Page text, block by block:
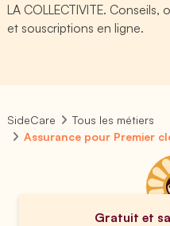
LA COLLECTIVITE.
et souscriptions en ligne.
SideCare
Tous les métiers
Assurance pour Premier
Gratuit et